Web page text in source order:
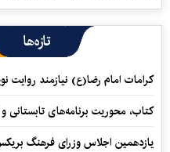
تازه‌ها
کرامات امام رضا(ع) نیازمند روایت
کتاب، محوریت برنامه‌های تابستانی
یازدهمین اجلاس وزرای فرهنگ